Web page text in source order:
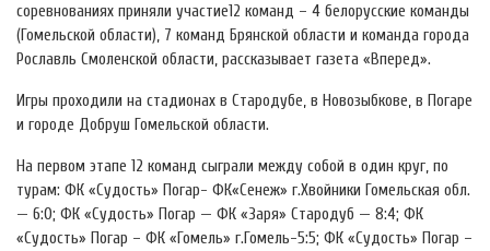
соревнованиях приняли участие12 команд – 4 белорусские команды
(Гомельской области), 7 команд Брянской области и команда города
Рославль Смоленской области, рассказывает газета «Вперед».
Игры проходили на стадионах в Стародубе, в Новозыбкове, в Погаре
и городе Добруш Гомельской области.
На первом этапе 12 команд сыграли между собой в один круг, по
турам: ФК «Судость» Погар- ФК«Сенеж» г.Хвойники Гомельская обл.
— 6:0; ФК «Судость» Погар — ФК «Заря» Стародуб — 8:4; ФК
«Судость» Погар – ФК «Гомель» г.Гомель-5:5; ФК «Судость» Погар –